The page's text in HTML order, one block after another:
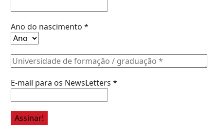
Ano do nascimento *
E-mail para os NewsLetters *